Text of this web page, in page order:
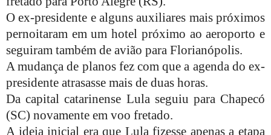
O ex-presidente e alguns auxiliares mais próximos
pernoitaram em um hotel próximo ao aeroporto e
seguiram também de avião para Florianópolis.
A mudança de planos fez com que a agenda do ex-
presidente atrasasse mais de duas horas.
Da capital catarinense Lula seguiu para Chapecó
(SC) novamente em voo fretado.
A ideia inicial era que Lula fizesse apenas a etapa